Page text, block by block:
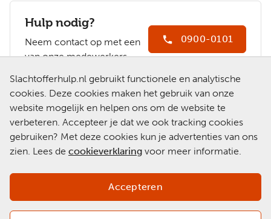
Slachtofferhulp.nl gebruikt functionele en analytische
cookies. Deze cookies maken het gebruik van onze
website mogelijk en helpen ons om de website te
verbeteren. Accepteer je dat we ook tracking cookies
gebruiken? Met deze cookies kun je advertenties van ons
zien. Lees de cookieverklaring voor meer informatie.
Accepteren
Hulp nodig?
Neem contact op met een
van onze medewerkers.
0900-0101
Slachtofferhulp.nl
Chat met een
medewerker